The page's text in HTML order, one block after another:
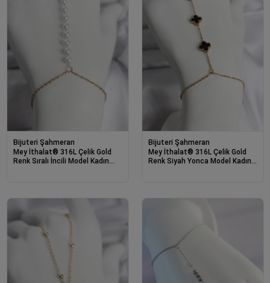
Bijuteri Şahmeran
Mey İthalat® 316L Çelik Gold
Renk Sıralı İncili Model Kadın
Bijuteri Şahmeran
Mey İthalat® 316L Çelik Gold
Renk Siyah Yonca Model Kadın